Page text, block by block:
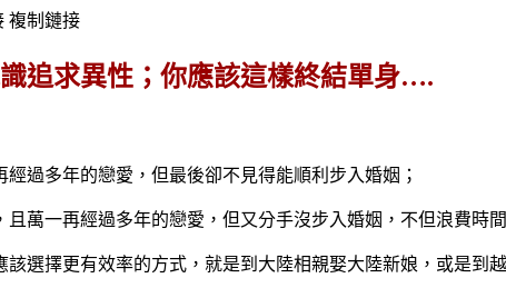
複制鏈接
追求異性；你應該這樣終結單身….
過多年的戀愛，但最後卻不見得能順利步入婚姻；
萬一再經過多年的戀愛，但又分手沒步入婚姻，不但浪費時
選擇更有效率的方式，就是到大陸相親娶大陸新娘，或是到